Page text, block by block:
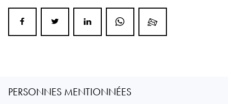
PERSONNES MENTIONNÉES